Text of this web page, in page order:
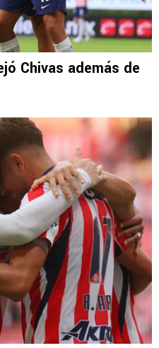
Chivas además de